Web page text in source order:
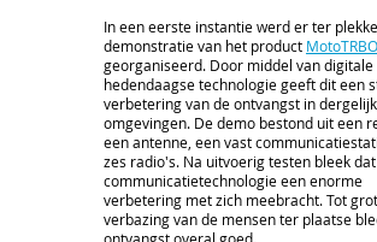
In een eerste instantie werd er ter
demonstratie van het product MotoTRBO
georganiseerd. Door middel van digitale
hedendaagse technologie geeft dit een
verbetering van de ontvangst in
omgevingen. De demo bestond uit een
een antenne, een vast
zes radio's. Na uitvoerig testen bleek
communicatietechnologie een enorme
verbetering met zich meebracht. Tot
verbazing van de mensen ter plaatse